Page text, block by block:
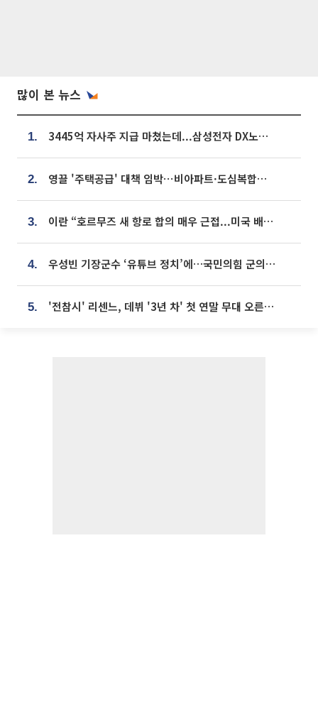
많이 본 뉴스
1. 3445억 자사주 지급 마쳤는데...삼성전자 DX노조, 뒤늦은 '떼쓰기 집회'
2. 영끌 '주택공급' 대책 임박⋯비아파트·도심복합까지 총동원
3. 이란 “호르무즈 새 항로 합의 매우 근접...미국 배상 먼저”
4. 우성빈 기장군수 ‘유튜브 정치’에…국민의힘 군의원들 집단 반발
5. '전참시' 리센느, 데뷔 '3년 차' 첫 연말 무대 오른다⋯"그동안 섭외 안 와"